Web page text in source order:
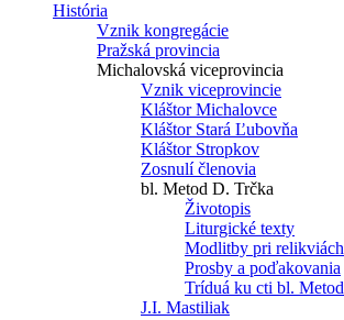
História
Vznik kongregácie
Pražská provincia
Michalovská viceprovincia
Vznik viceprovincie
Kláštor Michalovce
Kláštor Stará Ľubovňa
Kláštor Stropkov
Zosnulí členovia
bl. Metod D. Trčka
Životopis
Liturgické texty
Modlitby pri relikviách
Prosby a poďakovania
Tríduá ku cti bl.
J.I. Mastiliak